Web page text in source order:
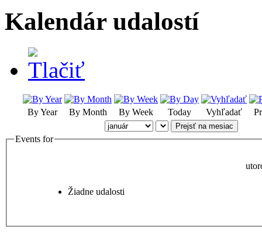
Kalendár udalostí
By Year By Month By Week Today Vyhľadať
Prejsť na mesiac
Events for
Žiadne udalosti